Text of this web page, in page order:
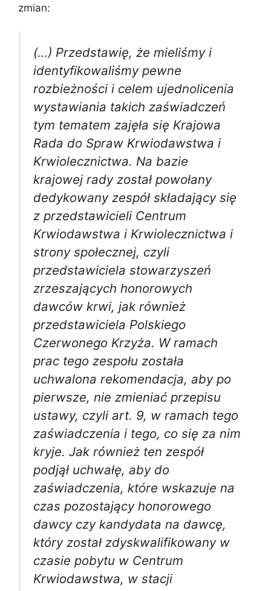
zmian:
(…) Przedstawię, że mieliśmy i
identyfikowaliśmy pewne
rozbieżności i celem ujednolicenia
wystawiania takich zaświadczeń
tym tematem zajęła się Krajowa
Rada do Spraw Krwiodawstwa i
Krwiolecznictwa. Na bazie
krajowej rady został powołany
dedykowany zespół składający się
z przedstawicieli Centrum
Krwiodawstwa i Krwiolecznictwa i
strony społecznej, czyli
przedstawiciela stowarzyszeń
zrzeszających honorowych
dawców krwi, jak również
przedstawiciela Polskiego
Czerwonego Krzyża. W ramach
prac tego zespołu została
uchwalona rekomendacja, aby po
pierwsze, nie zmieniać przepisu
ustawy, czyli art. 9, w ramach tego
zaświadczenia i tego, co się za nim
kryje. Jak również ten zespół
podjął uchwałę, aby do
zaświadczenia, które wskazuje na
czas pozostający honorowego
dawcy czy kandydata na dawcę,
który został zdyskwalifikowany w
czasie pobytu w Centrum
Krwiodawstwa, w stacji